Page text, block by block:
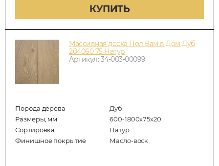
КУПИТЬ
Массивная доска Пол Вам в Дом Дуб
204060 75 Натур
Артикул: 34-003-00099
Порода дерева
Дуб
Размеры, мм
600-1800x75x20
Сортировка
Натур
Финишное покрытие
Масло-воск